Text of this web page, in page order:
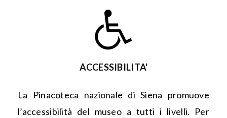
ACCESSIBILITA'
La Pinacoteca nazionale di Siena promuove
l’accessibilità del museo a tutti i livelli. Per